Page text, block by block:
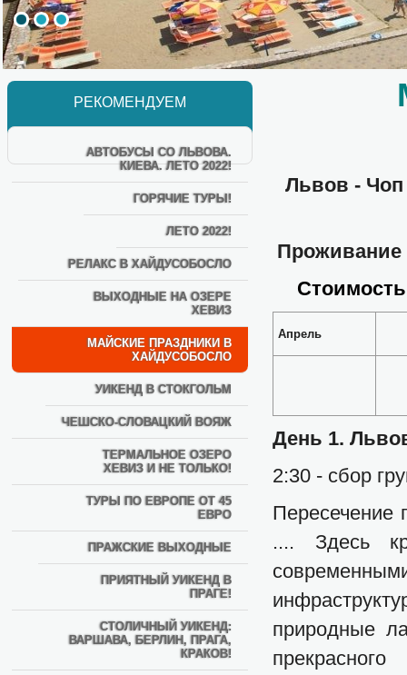
РЕКОМЕНДУЕМ
АВТОБУСЫ СО ЛЬВОВА.
КИЕВА. ЛЕТО 2022!
ГОРЯЧИЕ ТУРЫ!
ЛЕТО 2022!
РЕЛАКС В ХАЙДУСОБОСЛО
ВЫХОДНЫЕ НА ОЗЕРЕ
ХЕВИЗ
МАЙСКИЕ ПРАЗДНИКИ В
ХАЙДУСОБОСЛО
УИКЕНД В СТОКГОЛЬМ
ЧЕШСКО-СЛОВАЦКИЙ ВОЯЖ
ТЕРМАЛЬНОЕ ОЗЕРО
ХЕВИЗ И НЕ ТОЛЬКО!
ТУРЫ ПО ЕВРОПЕ ОТ 45
ЕВРО
ПРАЖСКИЕ ВЫХОДНЫЕ
ПРИЯТНЫЙ УИКЕНД В
ПРАГЕ!
СТОЛИЧНЫЙ УИКЕНД:
ВАРШАВА, БЕРЛИН, ПРАГА,
КРАКОВ!
Львов - Чоп
Проживание
Апрель
День 1.
2:30 - сбор
Пересечение
.... Здесь
природные